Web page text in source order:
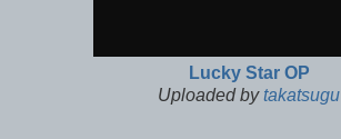
Lucky Star OP
Uploaded bytakatsugu